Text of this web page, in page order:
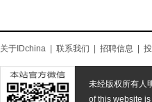
关于IDchina 联系我们 招聘信息
未经版权所有人
of this website